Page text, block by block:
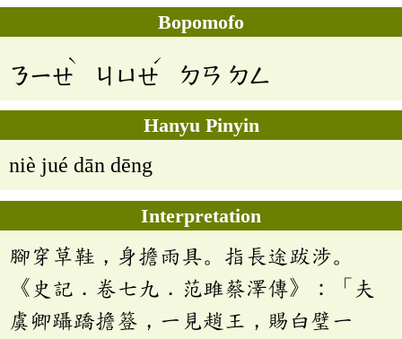
Bopomofo
ㄋㄧㄝ
ˋ
ㄐㄩㄝ
ˊ
ㄉㄢ ㄉㄥ
Hanyu Pinyin
niè jué dān dēng
Interpretation
腳穿草鞋，身擔雨具。指長途跋涉。
《史記．卷七九．范雎蔡澤傳》：「夫
虞卿躡蹻擔簦，一見趙王，賜白璧一